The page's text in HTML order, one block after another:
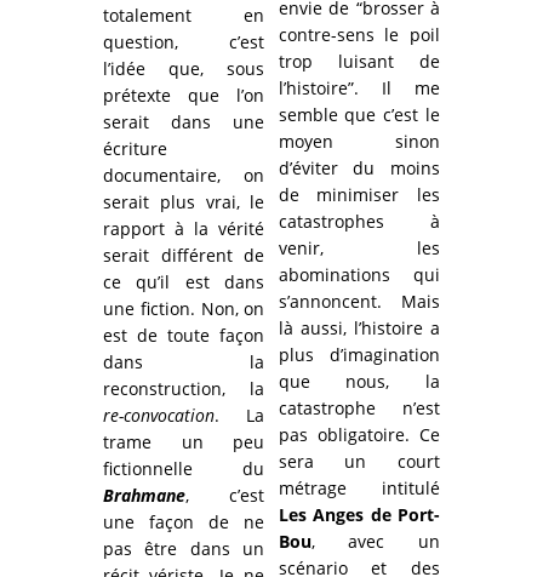
totalement en
question, c’est
l’idée que, sous
prétexte que l’on
serait dans une
écriture
documentaire, on
serait plus vrai, le
rapport à la vérité
serait différent de
ce qu’il est dans
une fiction. Non, on
est de toute façon
dans la
reconstruction, la
re-convocation. La
trame un peu
fictionnelle du
Brahmane, c’est
une façon de ne
pas être dans un
envie de “brosser à
contre-sens le poil
trop luisant de
l’histoire”. Il me
semble que c’est le
moyen sinon
d’éviter du moins
de minimiser les
catastrophes à
venir, les
abominations qui
s’annoncent. Mais
là aussi, l’histoire a
plus d’imagination
que nous, la
catastrophe n’est
pas obligatoire. Ce
sera un court
métrage intitulé
Les Anges de Port-
Bou, avec un
scénario et des